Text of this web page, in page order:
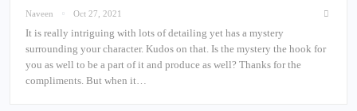
Naveen Oct 27, 2021
It is really intriguing with lots of detailing yet has a mystery
surrounding your character. Kudos on that. Is the mystery the hook for
you as well to be a part of it and produce as well? Thanks for the
compliments. But when it…